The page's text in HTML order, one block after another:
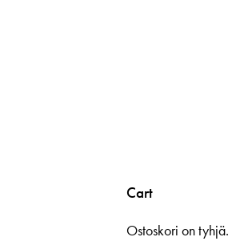
Cart
Ostoskori on tyhjä.